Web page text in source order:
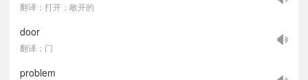
翻译：打开；敞开的
door
翻译：门
problem